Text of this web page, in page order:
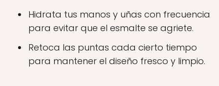
Hidrata tus manos y uñas con frecuencia
para evitar que el esmalte se agriete.
Retoca las puntas cada cierto tiempo
para mantener el diseño fresco y limpio.